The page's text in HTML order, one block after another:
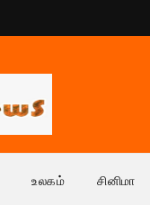
உலகம் சினிமா